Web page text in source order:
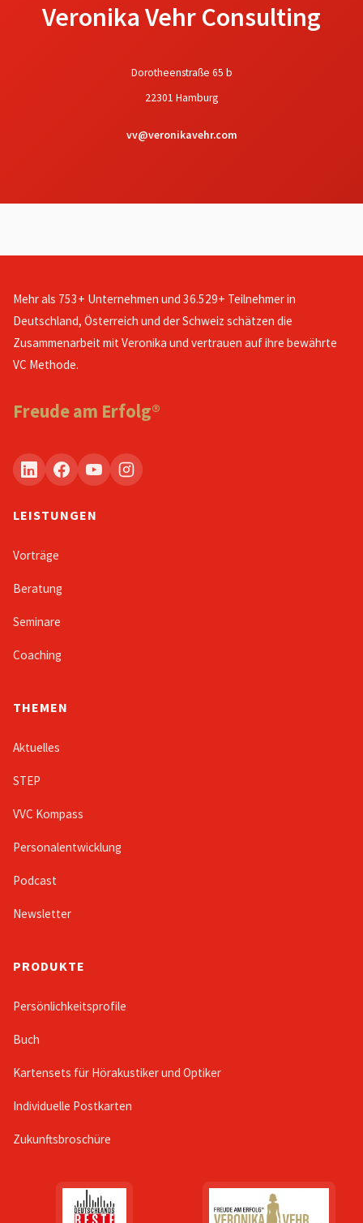
Veronika Vehr Consulting
Dorotheenstraße 65 b
22301 Hamburg
vv@veronikavehr.com
Mehr als 753+ Unternehmen und 36.529+ Teilnehmer in
Deutschland, Österreich und der Schweiz schätzen die
Zusammenarbeit mit Veronika und vertrauen auf ihre bewährte
VC Methode.
Freude am Erfolg®
LEISTUNGEN
Vorträge
Beratung
Seminare
Coaching
THEMEN
Aktuelles
STEP
VVC Kompass
Personalentwicklung
Podcast
Newsletter
PRODUKTE
Persönlichkeitsprofile
Buch
Kartensets für Hörakustiker und Optiker
Individuelle Postkarten
Zukunftsbroschüre